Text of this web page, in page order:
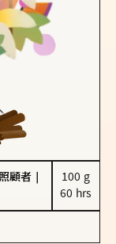
顧者
100 g
60 hrs